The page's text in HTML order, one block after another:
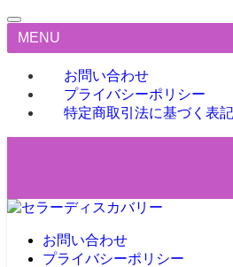
MENU
お問い合わせ
プライバシーポリシー
特定商取引法に基づく表記
お問い合わせ
プライバシーポリシー